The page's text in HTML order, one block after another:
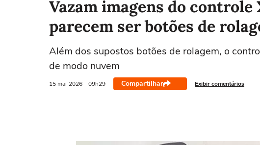
Vazam imagens do controle
parecem ser botões de
Além dos supostos botões de rolagem, o
de modo nuvem
15 mai 2026 - 09h29 Compartilhar Exibir comentários